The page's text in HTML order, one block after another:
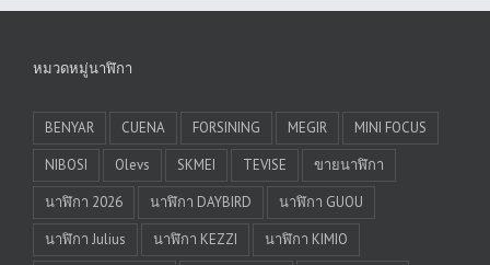
หมวดหมู่นาฬิกา
BENYAR CUENA FORSINING MEGIR
MINI FOCUS
NIBOSI
Olevs SKMEI TEVISE
ขายนาฬิกา
นาฬิกา 2026
นาฬิกา DAYBIRD
นาฬิกา GUOU
นาฬิกา Julius
นาฬิกา KEZZI
นาฬิกา KIMIO